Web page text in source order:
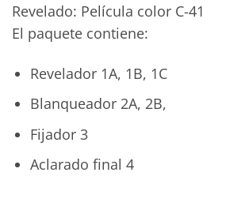
Revelado: Película color C-41
El paquete contiene:
Revelador 1A, 1B, 1C
Blanqueador 2A, 2B,
Fijador 3
Aclarado final 4